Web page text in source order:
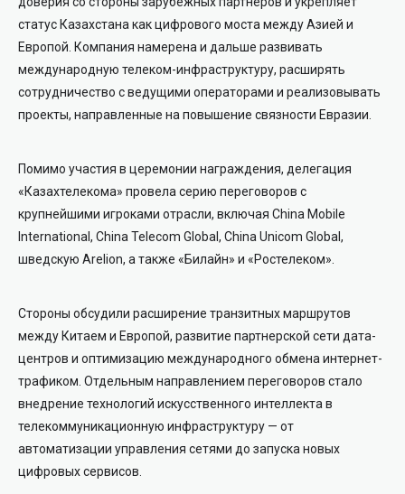
статус Казахстана как цифрового моста между Азией и
Европой. Компания намерена и дальше развивать
международную телеком-инфраструктуру, расширять
сотрудничество с ведущими операторами и реализовывать
проекты, направленные на повышение связности Евразии.
Помимо участия в церемонии награждения, делегация
«Казахтелекома» провела серию переговоров с
крупнейшими игроками отрасли, включая China Mobile
International, China Telecom Global, China Unicom Global,
шведскую Arelion, а также «Билайн» и «Ростелеком».
Стороны обсудили расширение транзитных маршрутов
между Китаем и Европой, развитие партнерской сети дата-
центров и оптимизацию международного обмена интернет-
трафиком. Отдельным направлением переговоров стало
внедрение технологий искусственного интеллекта в
телекоммуникационную инфраструктуру — от
автоматизации управления сетями до запуска новых
цифровых сервисов.